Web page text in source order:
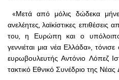
«Μετά από μόλις δώδεκα
ανελέητες, λαϊκίστικες
του, η Ευρώπη και ο
γεννιέται μια νέα Ελλάδα»,
ευρωβουλευτής Αντόνιο Λόπεζ
τακτικό Εθνικό Συνέδριο της Νέας